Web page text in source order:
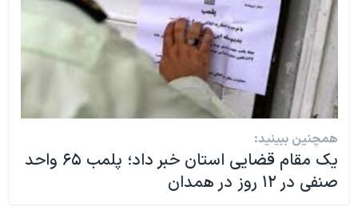
همچنین ببینید:
یک مقام قضایی استان خبر داد؛ پلمب ۶۵ واحد
صنفی در ۱۲ روز در همدان